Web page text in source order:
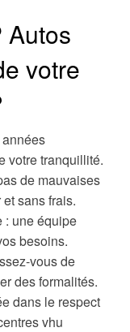
Autos
votre
votre tranquillité.
de mauvaises
sans frais.
: une équipe
besoins.
vous de
des formalités.
dans le respect
vhu